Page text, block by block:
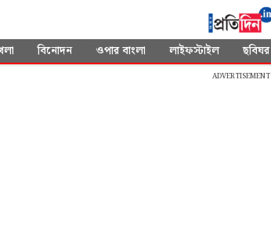
বিনোদন ওপার বাংলা লাইফস্টাইল ছবিঘর
ADVERTISEMENT